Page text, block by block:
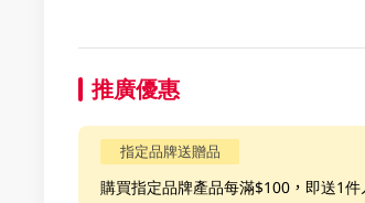
推廣優惠
指定品牌送贈品
購買指定品牌產品每滿$100，即送1